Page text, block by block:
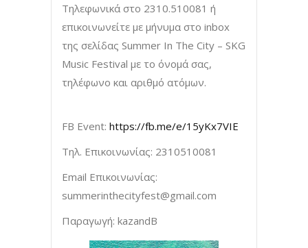
Τηλεφωνικά στο 2310.510081 ή
επικοινωνείτε με μήνυμα στο inbox
της σελίδας Summer In The City – SKG
Music Festival με το όνομά σας,
τηλέφωνο και αριθμό ατόμων.
FB Event: https://fb.me/e/15yKx7VIE
Τηλ. Επικοινωνίας: 2310510081
Email Επικοινωνίας:
summerinthecityfest@gmail.com
Παραγωγή: kazandB